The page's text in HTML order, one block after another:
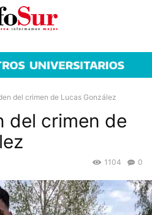
del crimen de Lucas González
del crimen de
0
1104